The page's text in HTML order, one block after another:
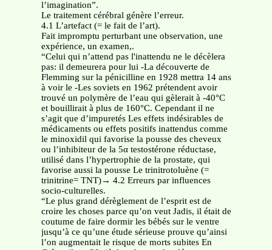
l’imagination”.
Le traitement cérébral génère l’erreur.
4.1 L’artefact (= le fait de l’art).
Fait impromptu perturbant une observation, une
expérience, un examen,.
“Celui qui n’attend pas l'inattendu ne le décèlera
pas: il demeurera pour lui -La découverte de
Flemming sur la pénicilline en 1928 mettra 14 ans
à voir le -Les soviets en 1962 prétendent avoir
trouvé un polymère de l’eau qui gèlerait à -40°C
et bouillirait à plus de 160°C. Cependant il ne
s’agit que d’impuretés Les effets indésirables de
médicaments ou effets positifs inattendus comme
le minoxidil qui favorise la pousse des cheveux
ou l’inhibiteur de la 5α testostérone réductase,
utilisé dans l’hypertrophie de la prostate, qui
favorise aussi la pousse Le trinitrotoluène (=
trinitrine= TNT)→ 4.2 Erreurs par influences
socio-culturelles.
“Le plus grand dérèglement de l’esprit est de
croire les choses parce qu’on veut Jadis, il était de
coutume de faire dormir les bébés sur le ventre
jusqu’à ce qu’une étude sérieuse prouve qu’ainsi
l’on augmentait le risque de morts subites En